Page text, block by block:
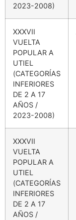
2023-2008)
XXXVII
VUELTA
POPULAR A
UTIEL
(CATEGORÍAS
INFERIORES
DE 2 A 17
AÑOS /
2023-2008)
XXXVII
VUELTA
POPULAR A
UTIEL
(CATEGORÍAS
INFERIORES
DE 2 A 17
AÑOS /